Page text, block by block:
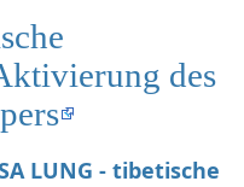
des
LUNG - tibetische